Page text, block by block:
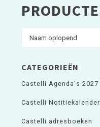
CATEGORIEËN
Castelli Agenda's 2027
Castelli
Castelli adresboeken